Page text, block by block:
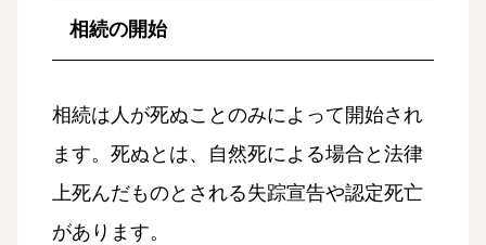
相続の開始
相続は人が死ぬことのみによって開始され
ます。死ぬとは、 自然死による場合と法律
上死んだものとされる失踪宣告や認定死亡
があります。